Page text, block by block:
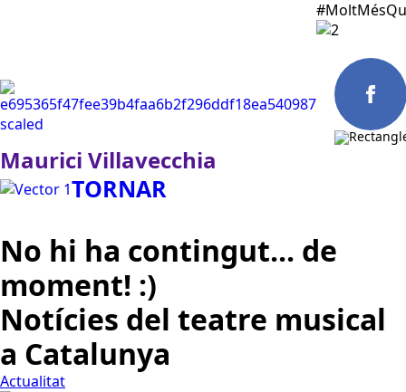
Maurici Villavecchia
TORNAR
No hi ha contingut... de
moment! :)
Notícies del teatre musical
a Catalunya
Actualitat